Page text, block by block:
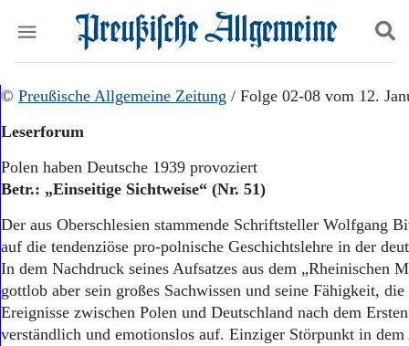
Politik
Gesellschaft
Leben
Geschichte
Ostpreußen
Pommern
Berlin-Brandenburg
Schlesien
Danzig und Westpreußen
Bücher
Suchen und finden
© Preußische Allgemeine Zeitung / Folge 02-08 vom 12.
Leserforum
Polen haben Deutsche 1939 provoziert
Betr.: „Einseitige Sichtweise“ (Nr. 51)
Der aus Oberschlesien stammende Schriftsteller Wolfgang
auf die tendenziöse pro-polnische Geschichtslehre in der
In dem Nachdruck seines Aufsatzes aus dem „Rheinischen
gottlob aber sein großes Sachwissen und seine Fähigkeit,
Ereignisse zwischen Polen und Deutschland nach dem
verständlich und emotionslos auf. Einziger Störpunkt in